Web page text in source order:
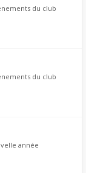
du club
du club
année